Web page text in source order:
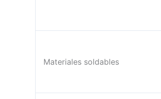
Materiales soldables